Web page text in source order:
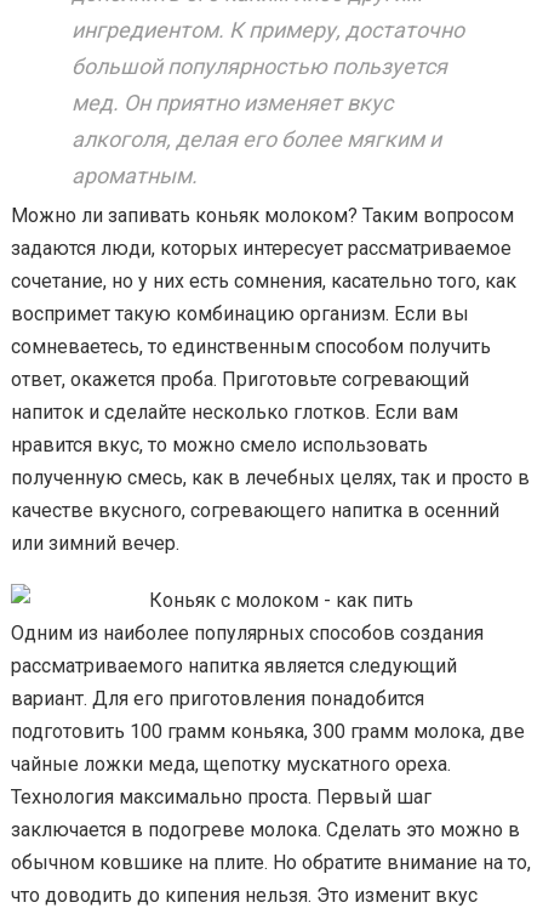
ингредиентом. К примеру, достаточно
большой популярностью пользуется
мед. Он приятно изменяет вкус
алкоголя, делая его более мягким и
ароматным.
Можно ли запивать коньяк молоком? Таким вопросом
задаются люди, которых интересует рассматриваемое
сочетание, но у них есть сомнения, касательно того, как
воспримет такую комбинацию организм. Если вы
сомневаетесь, то единственным способом получить
ответ, окажется проба. Приготовьте согревающий
напиток и сделайте несколько глотков. Если вам
нравится вкус, то можно смело использовать
полученную смесь, как в лечебных целях, так и просто в
качестве вкусного, согревающего напитка в осенний
или зимний вечер.
Одним из наиболее популярных способов создания
рассматриваемого напитка является следующий
вариант. Для его приготовления понадобится
подготовить 100 грамм коньяка, 300 грамм молока, две
чайные ложки меда, щепотку мускатного ореха.
Технология максимально проста. Первый шаг
заключается в подогреве молока. Сделать это можно в
обычном ковшике на плите. Но обратите внимание на то,
что доводить до кипения нельзя. Это изменит вкус